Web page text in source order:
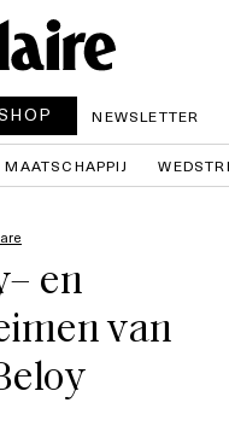
NEWSLETTER
MAATSCHAPPIJ
en
van